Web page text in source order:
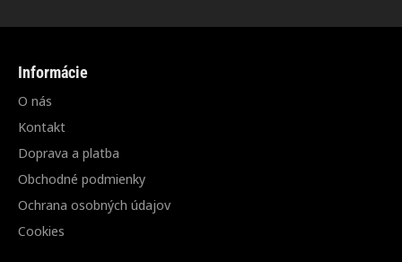
Informácie
O nás
Kontakt
Doprava a platba
Obchodné podmienky
Ochrana osobných údajov
Cookies